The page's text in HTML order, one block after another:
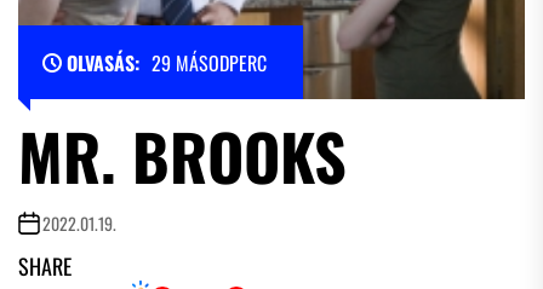
OLVASÁS: 29 MÁSODPERC
MR. BROOKS
2022.01.19.
SHARE